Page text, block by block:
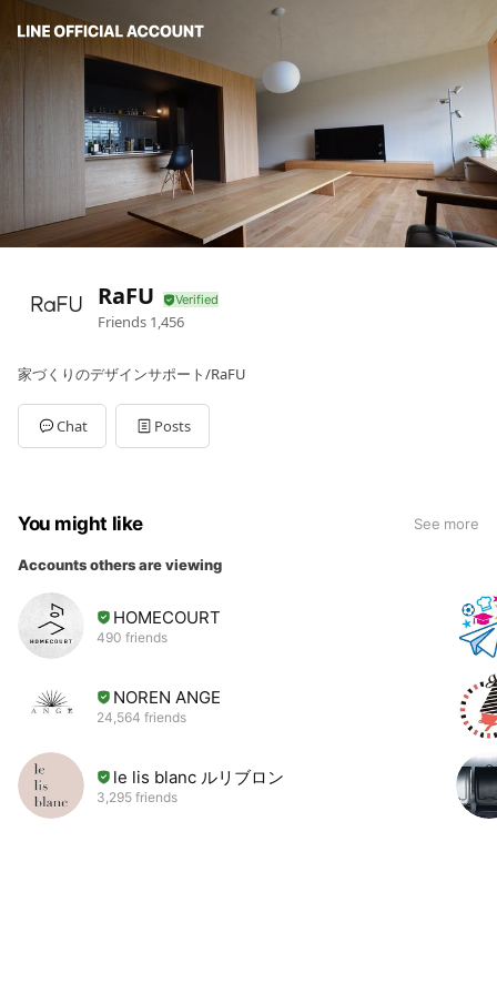
RaFU
Friends 1,456
家づくりのデザインサポート/RaFU
Chat Posts
You might like See more
Accounts others are viewing
HOMECOURT
490 friends
NOREN ANGE
24,564 friends
le lis blanc ルリブロン
3,295 friends